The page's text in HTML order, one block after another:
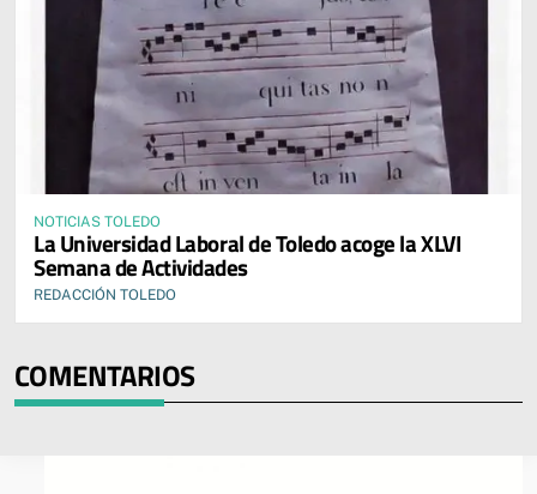
NOTICIAS TOLEDO
La Universidad Laboral de Toledo acoge la XLVI
Semana de Actividades
REDACCIÓN TOLEDO
COMENTARIOS